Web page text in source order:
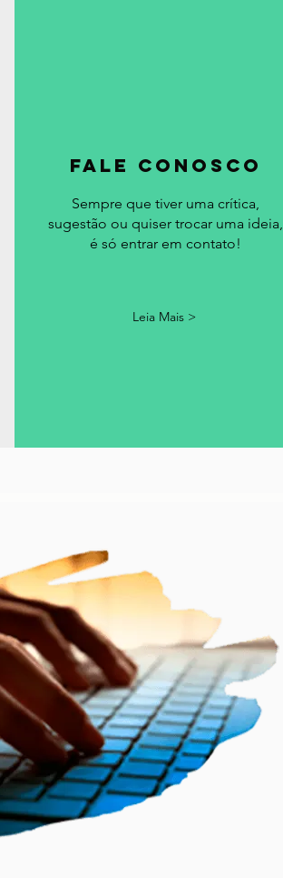
fale conosco
Sempre que tiver uma crítica,
sugestão ou quiser trocar uma ideia,
é só entrar em contato!
Leia Mais >